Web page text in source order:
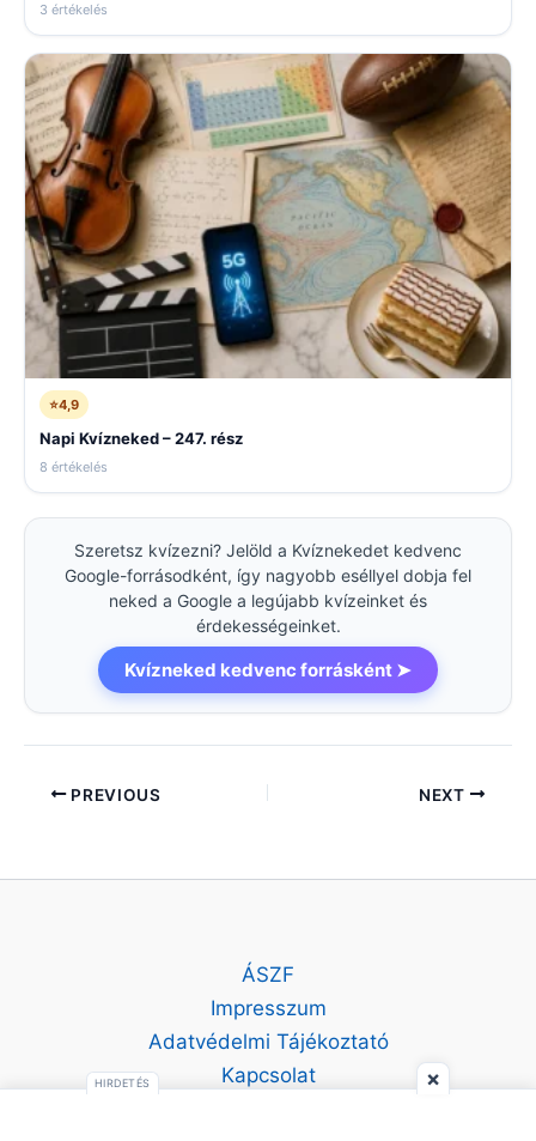
3 értékelés
⭐4,9
Napi Kvízneked – 247. rész
8 értékelés
Szeretsz kvízezni? Jelöld a Kvíznekedet kedvenc
Google-forrásodként, így nagyobb eséllyel dobja fel
neked a Google a legújabb kvízeinket és
érdekességeinket.
Kvízneked kedvenc forrásként ➤
PREVIOUS NEXT
ÁSZF
Impresszum
Adatvédelmi Tájékoztató
Kapcsolat
HIRDETÉS ×